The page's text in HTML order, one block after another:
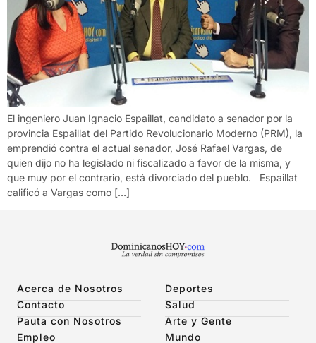
El ingeniero Juan Ignacio Espaillat, candidato a senador por la
provincia Espaillat del Partido Revolucionario Moderno (PRM), la
emprendió contra el actual senador, José Rafael Vargas, de
quien dijo no ha legislado ni fiscalizado a favor de la misma, y
que muy por el contrario, está divorciado del pueblo. Espaillat
calificó a Vargas como […]
Acerca de Nosotros
Contacto
Pauta con Nosotros
Empleo
Deportes
Salud
Arte y Gente
Mundo